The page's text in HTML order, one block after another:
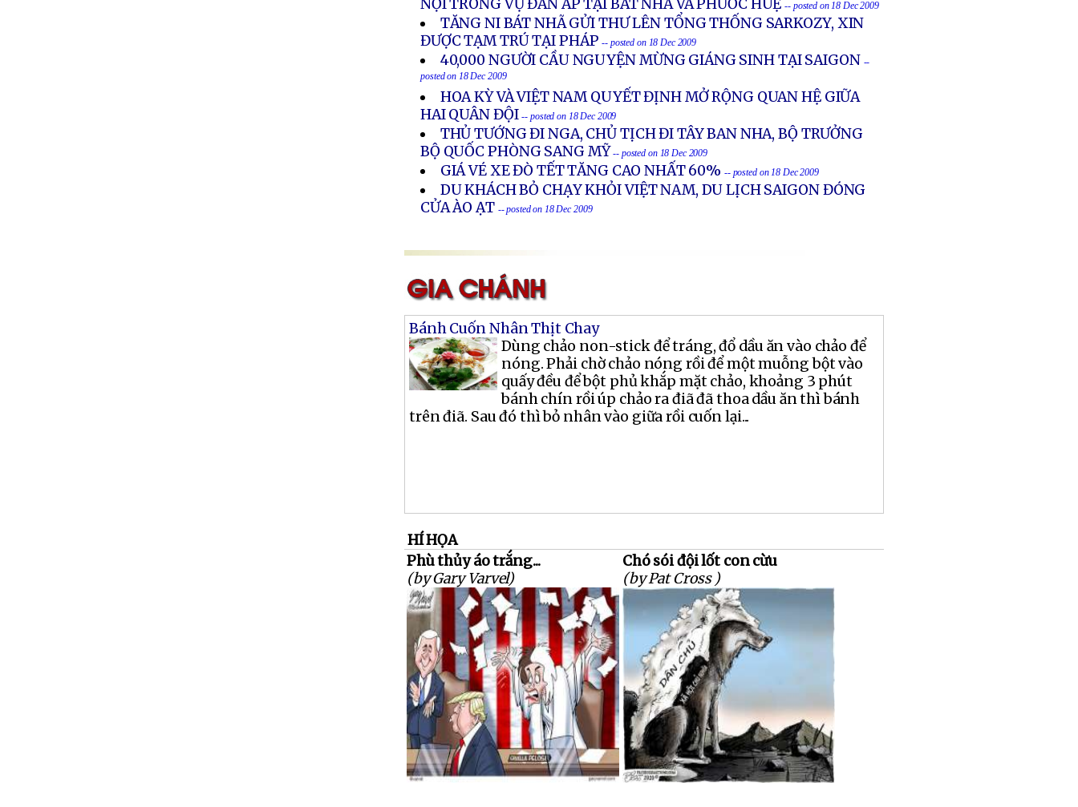
NỘI TRONG VỤ ĐÀN ÁP TẠI BÁT NHÃ VÀ PHƯỚC HUỆ -- posted on 18 Dec 2009
TĂNG NI BÁT NHÃ GỬI THƯ LÊN TỔNG THỐNG SARKOZY, XIN
ĐƯỢC TẠM TRÚ TẠI PHÁP -- posted on 18 Dec 2009
40,000 NGƯỜI CẦU NGUYỆN MỪNG GIÁNG SINH TẠI SAIGON --
posted on 18 Dec 2009
HOA KỲ VÀ VIỆT NAM QUYẾT ĐỊNH MỞ RỘNG QUAN HỆ GIỮA
HAI QUÂN ĐỘI -- posted on 18 Dec 2009
THỦ TƯỚNG ĐI NGA, CHỦ TỊCH ĐI TÂY BAN NHA, BỘ TRƯỞNG
BỘ QUỐC PHÒNG SANG MỸ -- posted on 18 Dec 2009
GIÁ VÉ XE ĐÒ TẾT TĂNG CAO NHẤT 60% -- posted on 18 Dec 2009
DU KHÁCH BỎ CHẠY KHỎI VIỆT NAM, DU LỊCH SAIGON ĐÓNG
CỬA ÀO ẠT -- posted on 18 Dec 2009
Bánh Cuốn Nhân Thịt Chay
Dùng chảo non-stick để tráng, đổ dầu ăn vào chảo để
nóng. Phải chờ chảo nóng rồi để một muỗng bột vào
quấy đều để bột phủ khắp mặt chảo, khoảng 3 phút
bánh chín rồi úp chảo ra điã đã thoa dầu ăn thì bánh
trên điã. Sau đó thì bỏ nhân vào giữa rồi cuốn lại...
HÍ HỌA
Phù thủy áo trắng...
(by Gary Varvel)
Chó sói đội lốt con cừu
(by Pat Cross )